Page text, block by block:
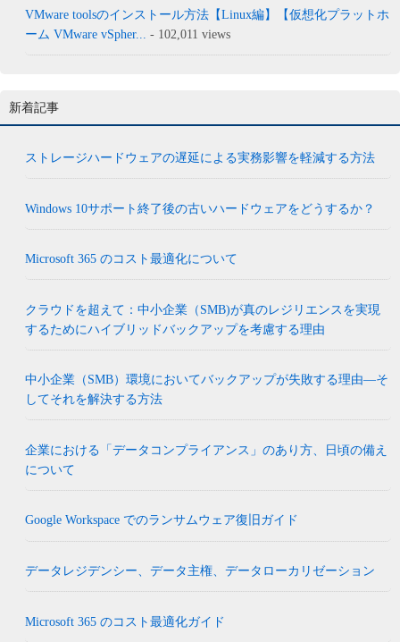
VMware toolsのインストール方法【Linux編】【仮想化プラットホ
ーム VMware vSpher... - 102,011 views
新着記事
ストレージハードウェアの遅延による実務影響を軽減する方法
Windows 10サポート終了後の古いハードウェアをどうするか？
Microsoft 365 のコスト最適化について
クラウドを超えて：中小企業（SMB)が真のレジリエンスを実現
するためにハイブリッドバックアップを考慮する理由
中小企業（SMB）環境においてバックアップが失敗する理由―そ
してそれを解決する方法
企業における「データコンプライアンス」のあり方、日頃の備え
について
Google Workspace でのランサムウェア復旧ガイド
データレジデンシー、データ主権、データローカリゼーション
Microsoft 365 のコスト最適化ガイド